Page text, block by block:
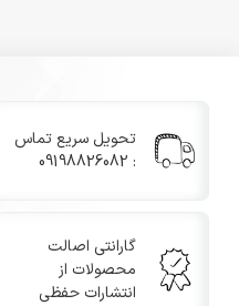
تحویل سریع تماس
: 09198826082
گارانتی اصالت
محصولات از
انتشارات حفظی